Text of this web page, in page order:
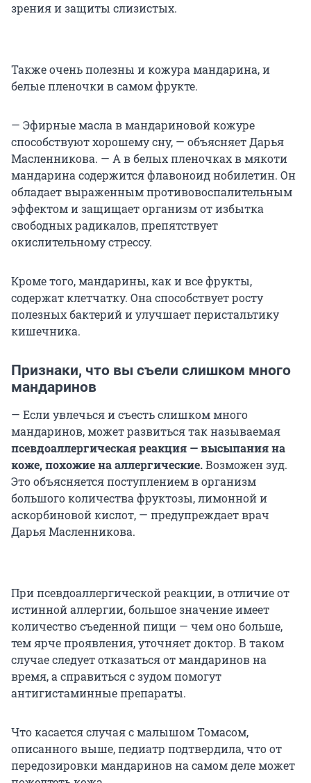
зрения и защиты слизистых.
Также очень полезны и кожура мандарина, и
белые пленочки в самом фрукте.
— Эфирные масла в мандариновой кожуре
способствуют хорошему сну, — объясняет Дарья
Масленникова. — А в белых пленочках в мякоти
мандарина содержится флавоноид нобилетин. Он
обладает выраженным противовоспалительным
эффектом и защищает организм от избытка
свободных радикалов, препятствует
окислительному стрессу.
Кроме того, мандарины, как и все фрукты,
содержат клетчатку. Она способствует росту
полезных бактерий и улучшает перистальтику
кишечника.
Признаки, что вы съели слишком много
мандаринов
— Если увлечься и съесть слишком много
мандаринов, может развиться так называемая
псевдоаллергическая реакция — высыпания на
коже, похожие на аллергические.Возможен зуд.
Это объясняется поступлением в организм
большого количества фруктозы, лимонной и
аскорбиновой кислот, — предупреждает врач
Дарья Масленникова.
При псевдоаллергической реакции, в отличие от
истинной аллергии, большое значение имеет
количество съеденной пищи — чем оно больше,
тем ярче проявления, уточняет доктор. В таком
случае следует отказаться от мандаринов на
время, а справиться с зудом помогут
антигистаминные препараты.
Что касается случая с малышом Томасом,
описанного выше, педиатр подтвердила, что от
передозировки мандаринов на самом деле может